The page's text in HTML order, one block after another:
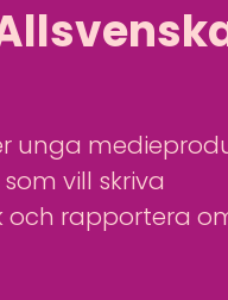
unga
vill skriva
och rapportera